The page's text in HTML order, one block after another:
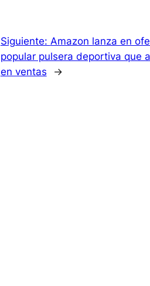
Siguiente: Amazon lanza en
popular pulsera deportiva que
en ventas
→